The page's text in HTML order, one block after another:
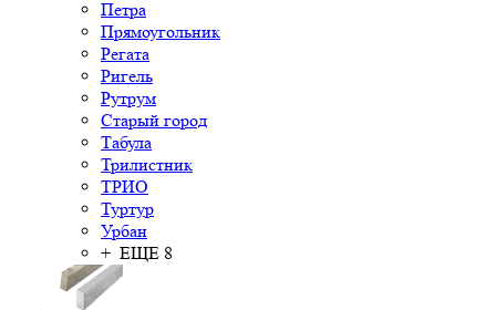
Петра
Прямоугольник
Регата
Ригель
Рутрум
Старый город
Табула
Трилистник
ТРИО
Туртур
Урбан
+ ЕЩЕ 8